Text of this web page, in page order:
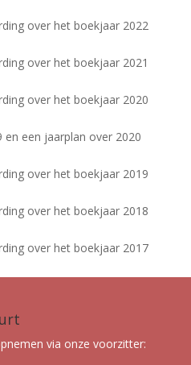
over het boekjaar 2022
over het boekjaar 2021
over het boekjaar 2020
en een jaarplan over 2020
over het boekjaar 2019
over het boekjaar 2018
over het boekjaar 2017
via onze voorzitter: